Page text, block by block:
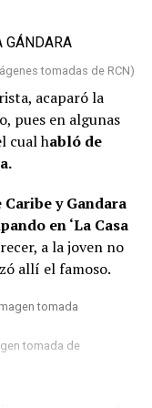
se conoció de
no ha sido la
situación.Según
103 presos los
Además,
encuentran
el denominado
en el
desde
tomadas de RCN)
acaparó la
pues en algunas
cual habló de
y Gandara
en ‘La Casa
a la joven no
allí el famoso.
tomada de